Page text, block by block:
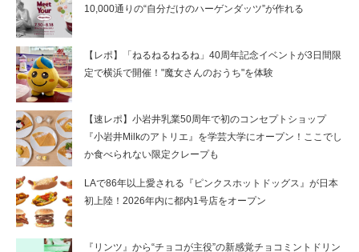
10,000通りの“自分だけのハーゲンダッツ”が作れる
【レポ】「ねるねるねるね」40周年記念イベントが3日間限
定で横浜で開催！"魔女さんのおうち"を体験
【速レポ】小岩井乳業50周年で初のコンセプトショップ
『小岩井Milkのアトリエ』を学芸大学にオープン！ここでし
か食べられない限定クレープも
LAで86年以上愛される『ピンクスホットドッグス』が日本
初上陸！2026年内に都内1号店をオープン
『リンツ』から“チョコが主役”の新感覚チョコミントドリン